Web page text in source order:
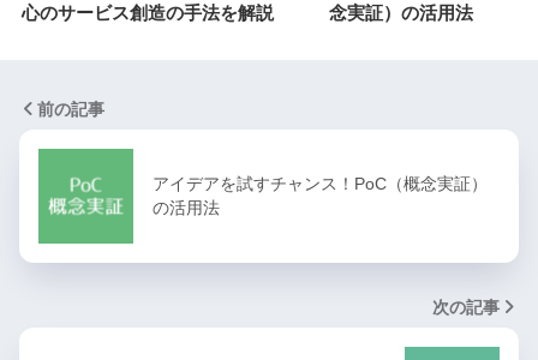
心のサービス創造の手法を解説
念実証）の活用法
前の記事
アイデアを試すチャンス！PoC（概念実証）
の活用法
次の記事